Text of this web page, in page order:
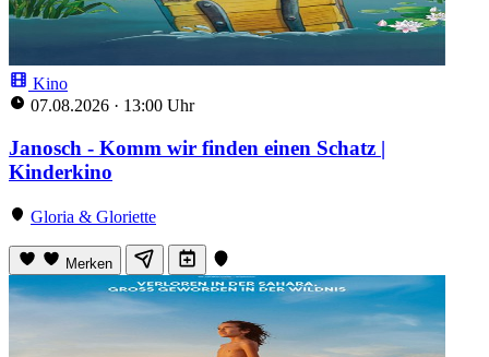
Kino
07.08.2026 · 13:00 Uhr
Janosch - Komm wir finden einen Schatz |
Kinderkino
Gloria & Gloriette
Merken